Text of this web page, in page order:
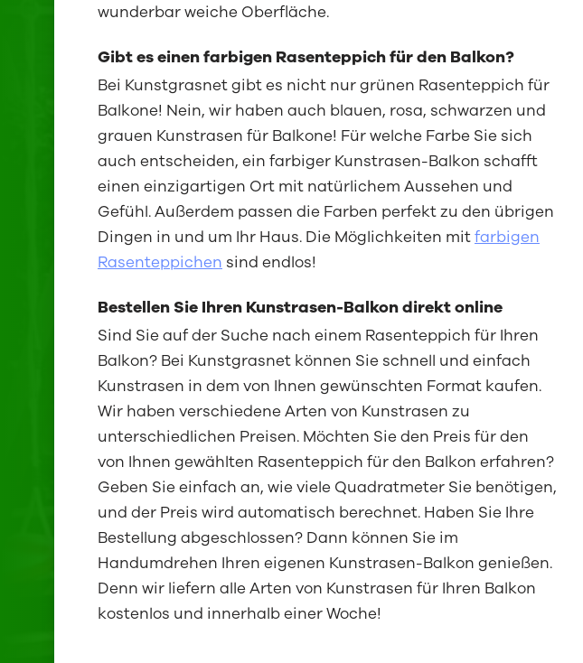
wunderbar weiche Oberfläche.
Gibt es einen farbigen Rasenteppich für den Balkon?
Bei Kunstgrasnet gibt es nicht nur grünen Rasenteppich für
Balkone! Nein, wir haben auch blauen, rosa, schwarzen und
grauen Kunstrasen für Balkone! Für welche Farbe Sie sich
auch entscheiden, ein farbiger Kunstrasen-Balkon schafft
einen einzigartigen Ort mit natürlichem Aussehen und
Gefühl. Außerdem passen die Farben perfekt zu den übrigen
Dingen in und um Ihr Haus. Die Möglichkeiten mitfarbigen
Rasenteppichen sind endlos!
Bestellen Sie Ihren Kunstrasen-Balkon direkt online
Sind Sie auf der Suche nach einem Rasenteppich für Ihren
Balkon? Bei Kunstgrasnet können Sie schnell und einfach
Kunstrasen in dem von Ihnen gewünschten Format kaufen.
Wir haben verschiedene Arten von Kunstrasen zu
unterschiedlichen Preisen. Möchten Sie den Preis für den
von Ihnen gewählten Rasenteppich für den Balkon erfahren?
Geben Sie einfach an, wie viele Quadratmeter Sie benötigen,
und der Preis wird automatisch berechnet. Haben Sie Ihre
Bestellung abgeschlossen? Dann können Sie im
Handumdrehen Ihren eigenen Kunstrasen-Balkon genießen.
Denn wir liefern alle Arten von Kunstrasen für Ihren Balkon
kostenlos und innerhalb einer Woche!